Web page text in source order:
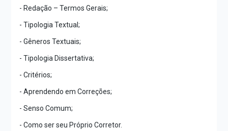
- Redação – Termos Gerais;
- Tipologia Textual;
- Gêneros Textuais;
- Tipologia Dissertativa;
- Critérios;
- Aprendendo em Correções;
- Senso Comum;
- Como ser seu Próprio Corretor.